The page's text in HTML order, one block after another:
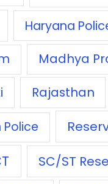
Haryana
Madhya
Rajasthan
SC/ST